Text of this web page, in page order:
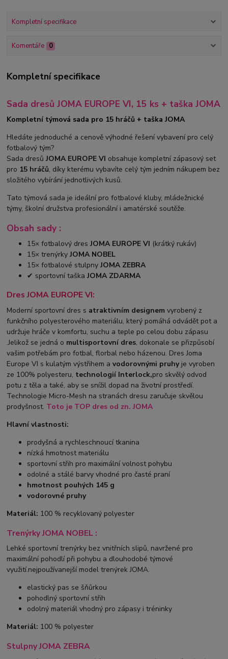
Kompletní specifikace
Komentáře 0
Kompletní specifikace
Sada dresů JOMA EUROPE VI, 15 ks + taška JOMA
Kompletní týmová sada pro 15 hráčů + taška JOMA
Hledáte jednoduché a cenově výhodné řešení vybavení pro celý
fotbalový tým?
Sada dresůJOMA EUROPE VI obsahuje kompletní zápasový set
pro 15 hráčů, díky kterému vybavíte celý tým jedním nákupem bez
složitého vybírání jednotlivých kusů.
Tato týmová sada je ideální pro fotbalové kluby, mládežnické
týmy, školní družstva profesionální i amatérské soutěže.
Obsah sady :
15× fotbalový dresJOMA EUROPE VI (krátký rukáv)
15× trenýrkyJOMA NOBEL
15× fotbalové stulpnyJOMA ZEBRA
✔ sportovní taškaJOMA ZDARMA
Dres JOMA EUROPE VI:
Moderní sportovní dres s atraktivním designem vyrobený z
funkčního polyesterového materiálu, který pomáhá odvádět pot a
udržuje hráče v komfortu, suchu a teple po celou dobu zápasu
.Jelikož se jedná o multisportovní dres, dokonale se přizpůsobí
vašim potřebám pro fotbal, florbal nebo házenou. Dres Joma
Europe VI s kulatým výstřihem a vodorovnými pruhyje vyroben
ze 100% polyesteru, technologií Interlock,pro skvělý odvod
potu z těla a také, aby se snížil dopad na životní prostředí.
Technologie Micro-Mesh na stranách dresu zaručuje skvělou
prodyšnost. Toto je TOP dres od zn. JOMA
Hlavní vlastnosti:
prodyšná a rychleschnoucí tkanina
nízká hmotnost materiálu
sportovní střih pro maximální volnost pohybu
odolné a stálé barvy vhodné pro časté praní
hmotnost pouhých 145 g
vodorovné pruhy
Materiál: 100 % recyklovaný polyester
Trenýrky JOMA NOBEL :
Lehké sportovní trenýrky bez vnitřních slipů, navržené pro
maximální pohodlí při pohybu a dlouhodobé týmové
využití.nejpoužívanejší model trenýrek JOMA.
elastický pas se šňůrkou
pohodlný sportovní střih
odolný materiál vhodný pro zápasy i tréninky
Materiál: 100 % polyester
Stulpny JOMA ZEBRA